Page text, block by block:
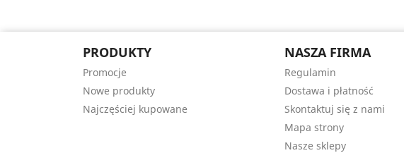
PRODUKTY
Promocje
Nowe produkty
Najczęściej kupowane
NASZA FIRMA
Regulamin
Dostawa i płatność
Skontaktuj się z nami
Mapa strony
Nasze sklepy